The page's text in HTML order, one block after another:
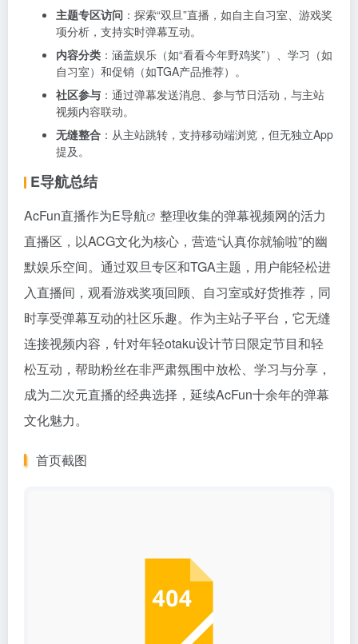
主题专区访问 ：探索“双旦”直播，如自主自习室、游戏奖
项分析，支持实时弹幕互动。
内容分类 ：涵盖娱乐（如“看看今年野鸡奖”）、学习（如
自习室）和促销（如TGA产品推荐）。
社区参与 ：通过弹幕发送消息、参与节日活动，与主站
视频内容联动。
无缝整合 ：从主站跳转，支持移动端浏览，但无独立App
提及。
E导航总结
AcFun直播作为E导航
整理收集的弹幕视频网的活力
直播区，以ACG文化为核心，营造“认真你就输啦”的幽
默娱乐空间。通过双旦专区和TGA主题，用户能轻松进
入直播间，观看游戏奖项回顾、自习室或好货推荐，同
时享受弹幕互动的社区乐趣。作为主站子平台，它无缝
连接视频内容，针对年轻otaku设计节日限定节目和轻
松互动，帮助粉丝在非严肃氛围中放松、学习与分享，
成为二次元直播的经典选择，延续AcFun十余年的弹幕
文化魅力。
首页截图